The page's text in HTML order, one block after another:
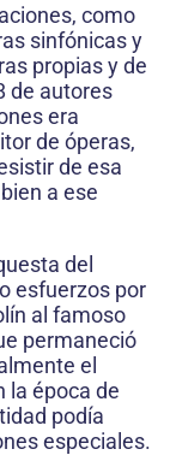
como
sinfónicas y
propias y de
de autores
era
de óperas,
de esa
a ese
del
esfuerzos por
al famoso
permaneció
el
la época de
podía
especiales.